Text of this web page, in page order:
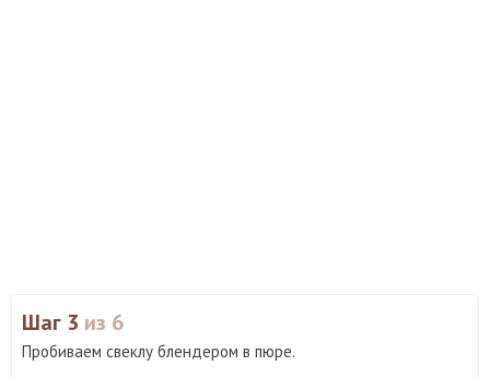
Шаг 3 из 6
Пробиваем свеклу блендером в пюре.